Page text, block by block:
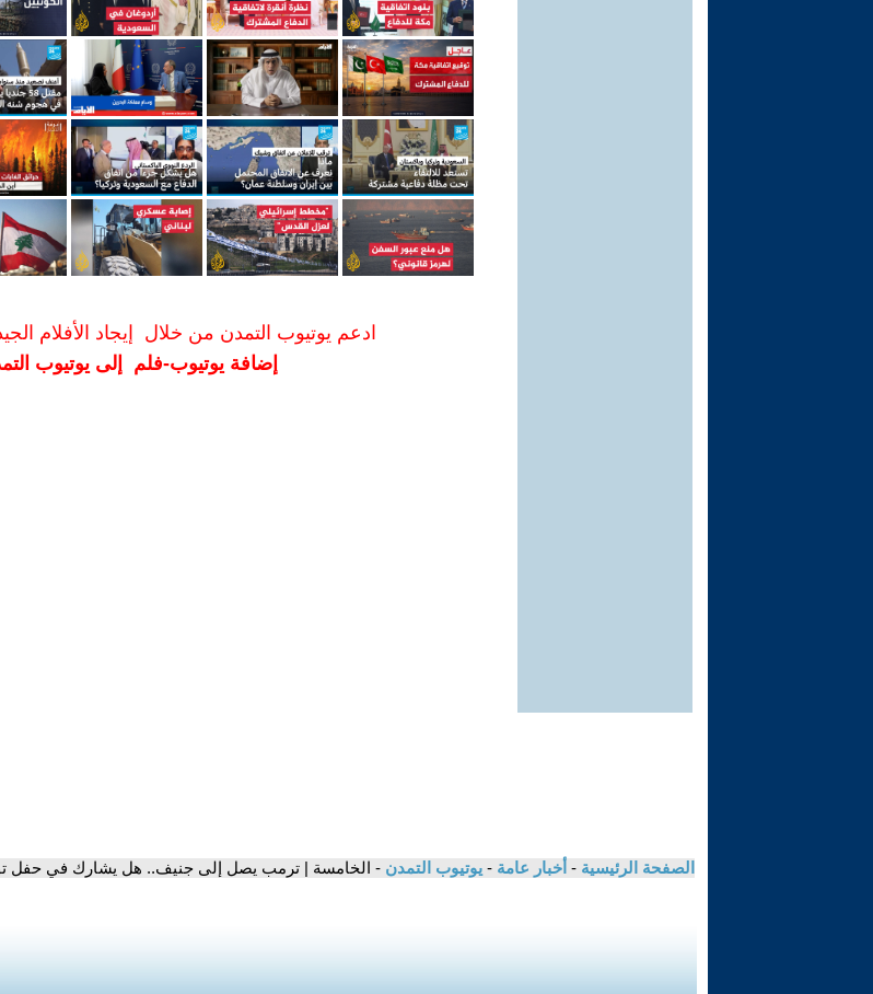
ادعم يوتيوب التمدن من خلال إيجاد الأفلام
إضافة يوتيوب-فلم إلى يوتيوب
الصفحة الرئيسية - أخبار عامة - يوتيوب التمدن - الخامسة | ترمب يصل إلى جنيف.. هل يشارك في حفل